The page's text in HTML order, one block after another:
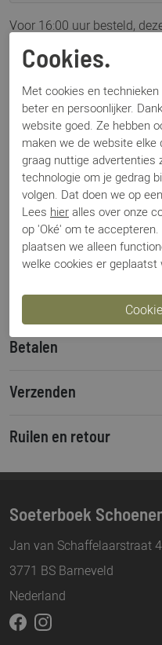
Voor 16:00 uur besteld,
Omschrijving
Conley 15.1212 zwart
Specificaties
Merk
Artikelnummer
Los voetbed
Categorie
Kleur
Materiaal
Bestelcode
Betalen
Verzenden
Ruilen en retour
Soeterboek
Jan van Schaffelaarstraat
3771 BS Barneveld
Nederland
Cookies.
Met cookies en
beter en persoonlijker.
website goed. Ze hebben
maken we de website elke
graag nuttige advertenties
technologie om je gedrag
volgen. Dat doen we op
Lees hier alles over onze
op 'Oké' om te accepteren.
plaatsen we alleen
welke cookies er geplaatst